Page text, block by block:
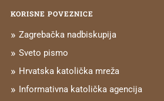
KORISNE POVEZNICE
Zagrebačka nadbiskupija
Sveto pismo
Hrvatska katolička mreža
Informativna katolička agencija